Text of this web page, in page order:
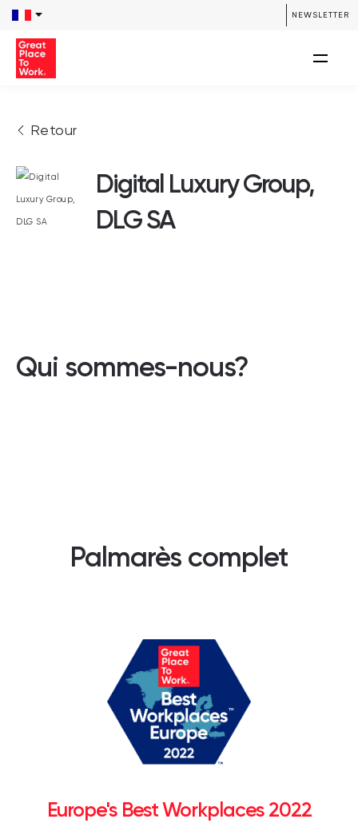
NEWSLETTER
Retour
Digital Luxury Group,
DLG SA
Qui sommes-nous?
Palmarès complet
Europe's Best Workplaces 2022